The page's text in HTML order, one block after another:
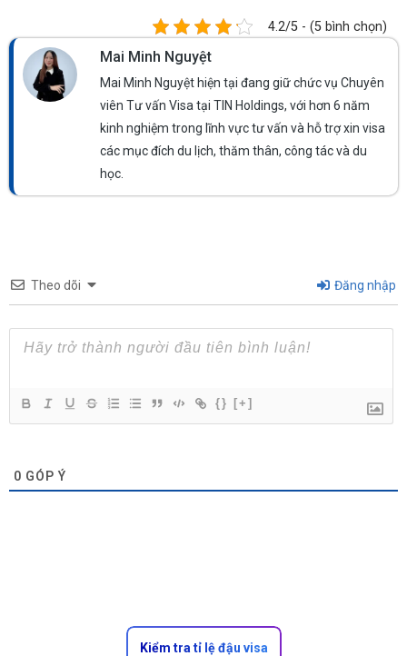
4.2/5 - (5 bình chọn)
Mai Minh Nguyệt
Mai Minh Nguyệt hiện tại đang giữ chức vụ Chuyên
viên Tư vấn Visa tại TIN Holdings, với hơn 6 năm
kinh nghiệm trong lĩnh vực tư vấn và hỗ trợ xin visa
các mục đích du lịch, thăm thân, công tác và du
học.
Theo dõi Đăng nhập
{} [+]
0 GÓP Ý
Kiểm tra tỉ lệ đậu visa